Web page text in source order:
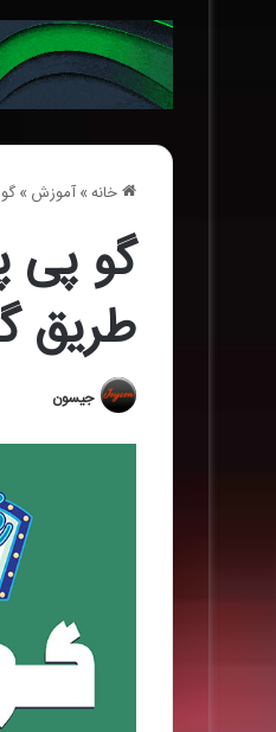
خانه»آموزش»
گو پی
طریق
جیسون